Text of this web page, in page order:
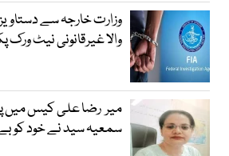
وزارت خارجہ سے
والا غیرقانونی نیٹ ورک
میر رضا علی کیس میں
سمعیہ سید نے خود کو